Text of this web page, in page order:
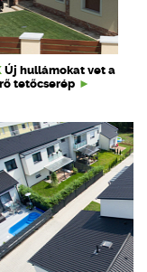
Új hullámokat vet a
tetőcserép